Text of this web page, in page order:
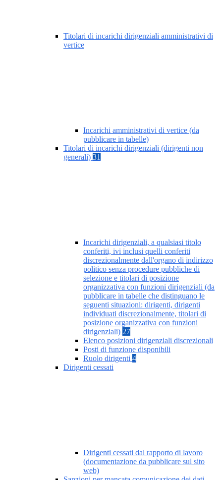
Titolari di incarichi dirigenziali amministrativi di
vertice
Incarichi amministrativi di vertice (da
pubblicare in tabelle)
Titolari di incarichi dirigenziali (dirigenti non
generali) 31
Incarichi dirigenziali, a qualsiasi titolo
conferiti, ivi inclusi quelli conferiti
discrezionalmente dall'organo di indirizzo
politico senza procedure pubbliche di
selezione e titolari di posizione
organizzativa con funzioni dirigenziali (da
pubblicare in tabelle che distinguano le
seguenti situazioni: dirigenti, dirigenti
individuati discrezionalmente, titolari di
posizione organizzativa con funzioni
dirigenziali) 27
Elenco posizioni dirigenziali discrezionali
Posti di funzione disponibili
Ruolo dirigenti 4
Dirigenti cessati
Dirigenti cessati dal rapporto di lavoro
(documentazione da pubblicare sul sito
web)